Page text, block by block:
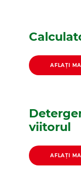
AFLAȚI
viitorul
AFLAȚI